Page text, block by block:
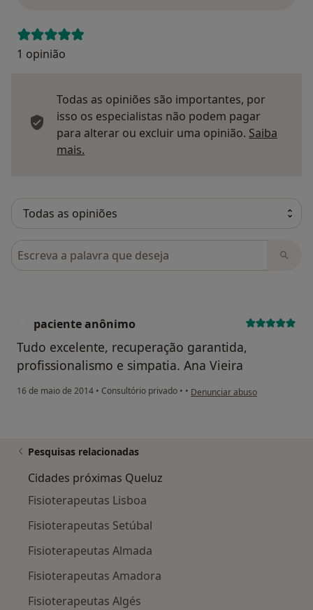
1 opinião
Todas as opiniões são importantes, por
isso os especialistas não podem pagar
para alterar ou excluir uma opinião. Saiba
mais.
Pesquisar em opiniões
paciente anônimo
Tudo excelente, recuperação garantida,
profissionalismo e simpatia. Ana Vieira
16 de maio de 2014 • Consultório privado • • na opinião do utilizador
Denunciar abuso
Pesquisas relacionadas
Cidades próximas Queluz
Fisioterapeutas Lisboa
Fisioterapeutas Setúbal
Fisioterapeutas Almada
Fisioterapeutas Amadora
Fisioterapeutas Algés